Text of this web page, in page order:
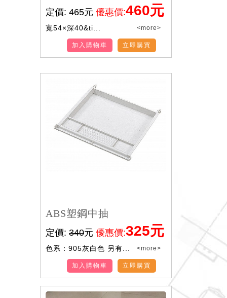
定價: 465元 優惠價:460元
寬54×深40&ti... <more>
立即購買
加入購物車
ABS塑鋼中抽
定價: 340元 優惠價:325元
色系：905灰白色 另有... <more>
立即購買
加入購物車